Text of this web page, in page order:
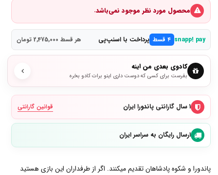
محصول مورد نظر موجود نمی‌باشد.
snapp! pay ۴ قسط پرداخت با اسنپ‌پی هر قسط 2,475,000 تومان
کادوی بعدی من اینه
بفرست برای کسی که دوست داری اینو برات کادو بخره
۱ سال گارانتی پاندورا ایران قوانین گارانتی
ارسال رایگان به سراسر ایران
پاندورا و شکوه پادشاهان تقدیم میکنند. اگر از طرفداران این بازی هستید